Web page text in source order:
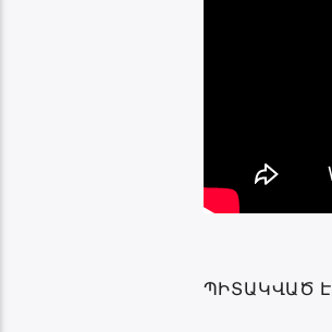
ՊԻՏԱԿՎԱԾ Է